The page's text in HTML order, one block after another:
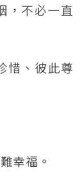
，不必一直
惜、彼此尊
幸福。